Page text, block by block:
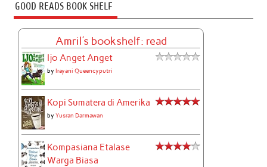
GOOD READS BOOK SHELF
Amril's bookshelf: read
Ijo Anget Anget
byIrayani Queencyputri
Kopi Sumatera di Amerika
byYusran Darmawan
Kompasiana Etalase
Warga Biasa